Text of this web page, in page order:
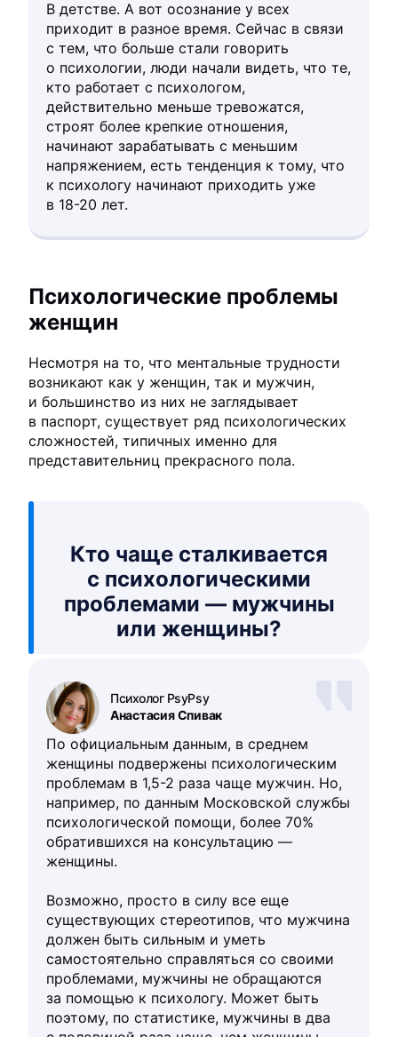
В детстве. А вот осознание у всех
приходит в разное время. Сейчас в связи
с тем, что больше стали говорить
о психологии, люди начали видеть, что те,
кто работает с психологом,
действительно меньше тревожатся,
строят более крепкие отношения,
начинают зарабатывать с меньшим
напряжением, есть тенденция к тому, что
к психологу начинают приходить уже
в 18-20 лет.
Психологические проблемы
женщин
Несмотря на то, что ментальные трудности
возникают как у женщин, так и мужчин,
и большинство из них не заглядывает
в паспорт, существует ряд психологических
сложностей, типичных именно для
представительниц прекрасного пола.
Кто чаще сталкивается
с психологическими
проблемами — мужчины
или женщины?
Анастасия Спивак
Психолог PsyPsy
По официальным данным, в среднем
женщины подвержены психологическим
проблемам в 1,5-2 раза чаще мужчин. Но,
например, по данным Московской службы
психологической помощи, более 70%
обратившихся на консультацию —
женщины.
Возможно, просто в силу все еще
существующих стереотипов, что мужчина
должен быть сильным и уметь
самостоятельно справляться со своими
проблемами, мужчины не обращаются
за помощью к психологу. Может быть
поэтому, по статистике, мужчины в два